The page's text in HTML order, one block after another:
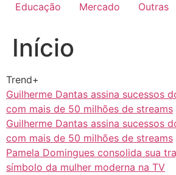
Educação
Mercado Outras
Início
Trend+
Guilherme Dantas assina sucessos
com mais de 50 milhões de streams
Guilherme Dantas assina sucessos
com mais de 50 milhões de streams
Pamela Domingues consolida sua
símbolo da mulher moderna na TV